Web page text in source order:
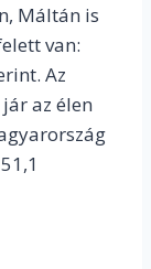
Máltán is
van:
Az
az élen